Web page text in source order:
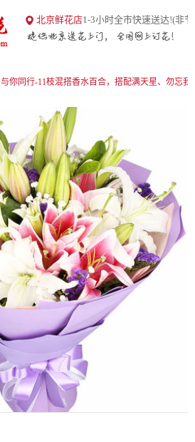
北京送花网
北京鲜花店1-3小时全市快速送达!(非
与你同行-11枝混搭香水百合，搭配满天星、勿忘我